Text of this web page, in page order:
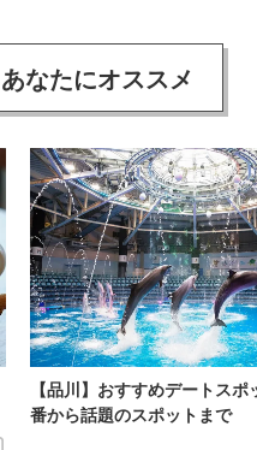
あなたにオススメ
【品川】おすすめデートス
番から話題のスポットまで